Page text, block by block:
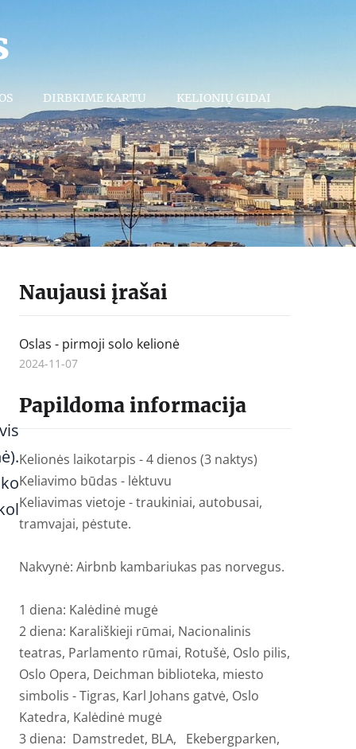
DIRBKIME KARTU KELIONIŲ GIDAI
Naujausi įrašai
Oslas - pirmoji solo kelionė
2024-11-07
Papildoma informacija
Kelionės laikotarpis - 4 dienos (3 naktys)
Keliavimo būdas - lėktuvu
Keliavimas vietoje - traukiniai, autobusai,
tramvajai, pėstute.
Nakvynė: Airbnb kambariukas pas norvegus.
1 diena: Kalėdinė mugė
2 diena: Karališkieji rūmai, Nacionalinis
teatras, Parlamento rūmai, Rotušė, Oslo pilis,
Oslo Opera, Deichman biblioteka, miesto
simbolis - Tigras, Karl Johans gatvė, Oslo
Katedra, Kalėdinė mugė
3 diena: Damstredet, BLA, Ekebergparken,